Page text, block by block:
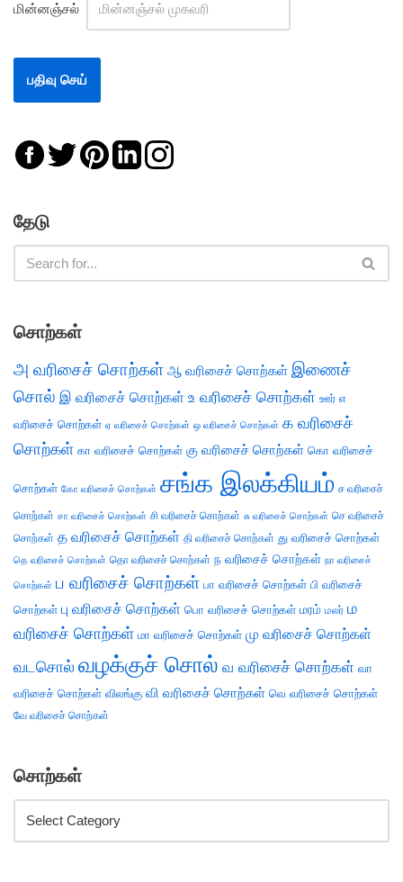
மின்னஞ்சல்
தேடு
சொற்கள்
அ வரிசைச் சொற்கள் ஆ வரிசைச் சொற்கள் இணைச்
சொல் இ வரிசைச் சொற்கள் உ வரிசைச் சொற்கள் ஊர் எ
வரிசைச் சொற்கள் ஏ வரிசைச் சொற்கள் ஒ வரிசைச் சொற்கள் க வரிசைச்
சொற்கள் கா வரிசைச் சொற்கள் கு வரிசைச் சொற்கள் கொ வரிசைச்
சொற்கள் கோ வரிசைச் சொற்கள் சங்க இலக்கியம் ச வரிசைச்
சொற்கள் சா வரிசைச் சொற்கள் சி வரிசைச் சொற்கள் சு வரிசைச் சொற்கள் செ வரிசைச்
சொற்கள் த வரிசைச் சொற்கள் தி வரிசைச் சொற்கள் து வரிசைச் சொற்கள்
தெ வரிசைச் சொற்கள் தொ வரிசைச் சொற்கள் ந வரிசைச் சொற்கள் நா வரிசைச்
சொற்கள் ப வரிசைச் சொற்கள் பா வரிசைச் சொற்கள் பி வரிசைச்
சொற்கள் பு வரிசைச் சொற்கள் பொ வரிசைச் சொற்கள் மரம் மலர் ம
வரிசைச் சொற்கள் மா வரிசைச் சொற்கள் மு வரிசைச் சொற்கள்
வடசொல் வழக்குச் சொல் வ வரிசைச் சொற்கள் வா
வரிசைச் சொற்கள் விலங்கு வி வரிசைச் சொற்கள் வெ வரிசைச் சொற்கள்
வே வரிசைச் சொற்கள்
சொற்கள்